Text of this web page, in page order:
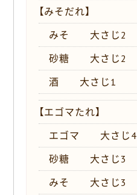
【みそだれ】
みそ 大さじ2
砂糖 大さじ2
酒 大さじ1
【エゴマたれ】
エゴマ 大さじ4
砂糖 大さじ3
みそ 大さじ3